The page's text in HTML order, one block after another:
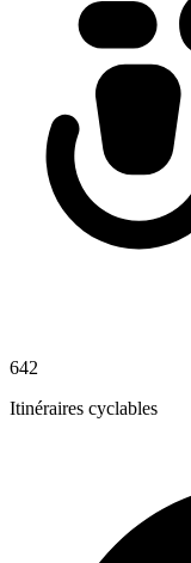
642
Itinéraires cyclables